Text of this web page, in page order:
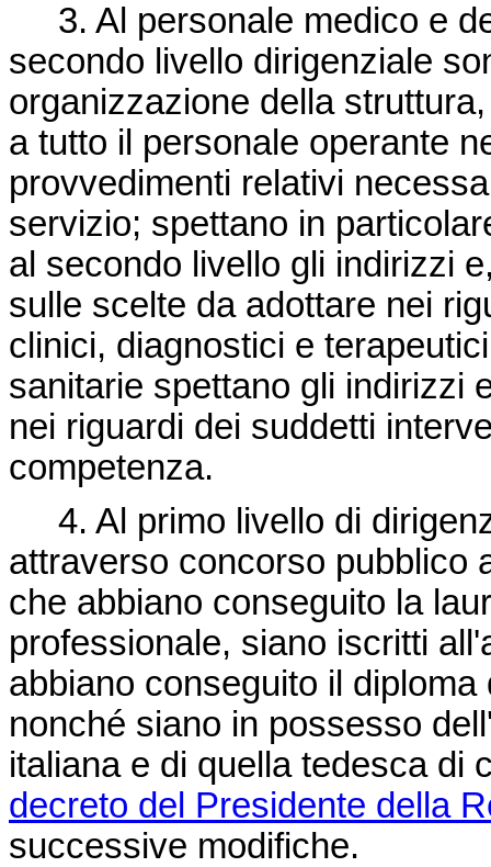
3. Al personale medico e
secondo livello dirigenziale
organizzazione della
a tutto il personale operante
provvedimenti relativi
servizio; spettano in
al secondo livello gli indirizzi
sulle scelte da adottare nei
clinici, diagnostici e
sanitarie spettano gli indirizzi
nei riguardi dei suddetti
competenza.
4. Al primo livello di
attraverso concorso pubblico
che abbiano conseguito la
professionale, siano iscritti
abbiano conseguito il
nonché siano in possesso
italiana e di quella tedesca di
decreto del Presidente della
successive modifiche.